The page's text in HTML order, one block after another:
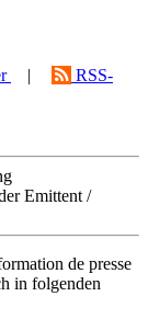
|
RSS-
Emittent /
de presse
in folgenden